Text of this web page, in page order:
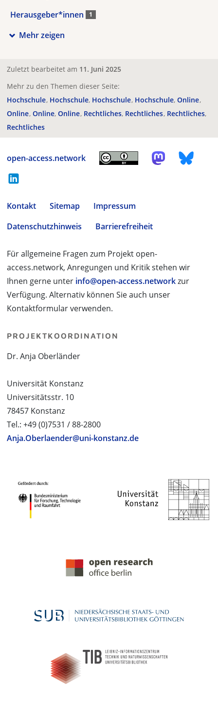
Herausgeber*innen 1
Mehr zeigen
Zuletzt bearbeitet am 11. Juni 2025
Mehr zu den Themen dieser Seite:
Hochschule Hochschule Hochschule Hochschule Online
Online Online Online Rechtliches Rechtliches Rechtliches
Rechtliches
open-access.network
Kontakt Sitemap
Impressum
Datenschutzhinweis
Barrierefreiheit
Für allgemeine Fragen zum Projekt open-
access.network, Anregungen und Kritik stehen wir
Ihnen gerne unter info@open-access.networkzur
Verfügung. Alternativ können Sie auch unser
Kontaktformular verwenden.
PROJEKTKOORDINATION
Dr. Anja Oberländer
Universität Konstanz
Universitätsstr. 10
78457 Konstanz
Tel.: +49 (0)7531 / 88-2800
Anja.Oberlaender@uni-konstanz.de